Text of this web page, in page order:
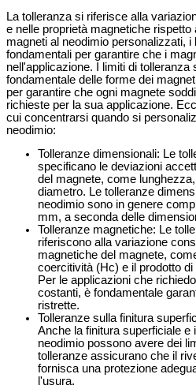
La tolleranza si riferisce alla
e nelle proprietà magnetiche
magneti al neodimio personalizzati,
fondamentali per garantire che i
nell'applicazione. I limiti di tolleranza
fondamentale delle forme dei
per garantire che ogni magnete
richieste per la sua applicazione.
cui concentrarsi quando si
neodimio:
Tolleranze dimensionali: Le
specificano le deviazioni
del magnete, come
diametro. Le tolleranze
neodimio sono in genere
mm, a seconda delle
Tolleranze magnetiche: Le
riferiscono alla variazione
magnetiche del magnete,
coercitività (Hc) e il prodotto
Per le applicazioni che
costanti, è fondamentale
ristrette.
Tolleranze sulla finitura
Anche la finitura superficiale e
neodimio possono avere dei
tolleranze assicurano che il
fornisca una protezione
l'usura.